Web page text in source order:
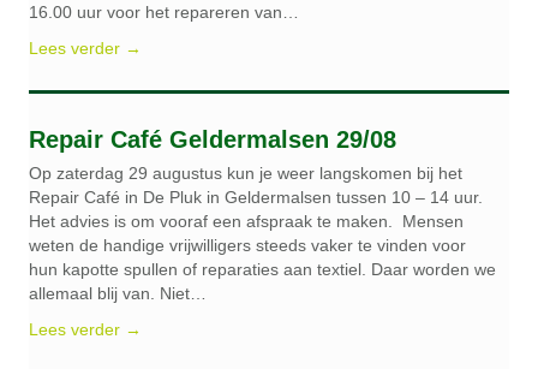
16.00 uur voor het repareren van…
Lees verder →
Repair Café Geldermalsen 29/08
Op zaterdag 29 augustus kun je weer langskomen bij het
Repair Café in De Pluk in Geldermalsen tussen 10 – 14 uur.
Het advies is om vooraf een afspraak te maken. Mensen
weten de handige vrijwilligers steeds vaker te vinden voor
hun kapotte spullen of reparaties aan textiel. Daar worden we
allemaal blij van. Niet…
Lees verder →